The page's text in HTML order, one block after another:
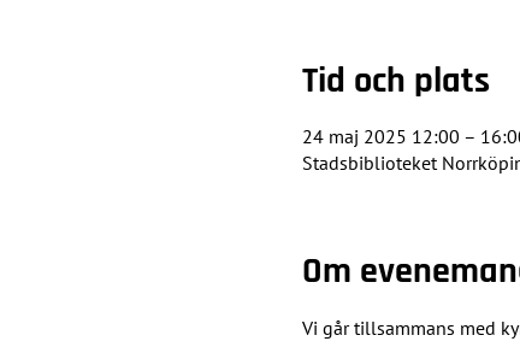
Tid och plats
24 maj 2025 12:00 –
Stadsbiblioteket
Om
Vi går tillsammans med